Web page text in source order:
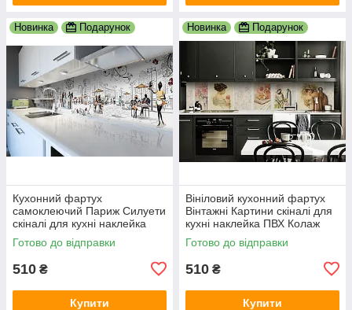
Новинка Подарунок
Кухонний фартух
самоклеючий Париж Силуети
скіналі для кухні наклейка
ПВХ люди мальований
вулиця 600х2000 мм
Готово до відправки
510 ₴
Купити
Новинка Подарунок
Вініловий кухонний фартух
Вінтажні Картини скіналі для
кухні наклейка ПВХ Колаж
Люди Бежевий 600х2000 мм
Готово до відправки
510 ₴
Купити